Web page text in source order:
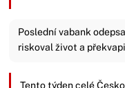
Poslední vabank
riskoval život a
Tento týden celé